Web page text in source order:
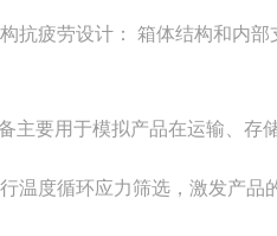
抗疲劳设计： 箱体结构和内
主要用于模拟产品在运输、存
温度循环应力筛选，激发产品